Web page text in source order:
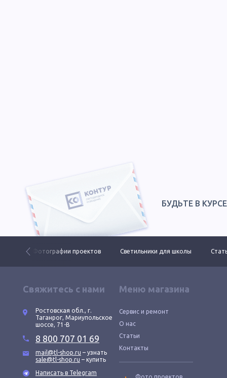
БУДЬТЕ В
Фотографии проектов Светильники для школы
Свяжитесь с нами
Ростовская обл., г.
Таганрог, Мариупольское
шоссе, 71-В
8 800 707 01 69
mail@tl-shop.ru – узнать
sale@tl-shop.ru – купить
Написать в Telegram
Меню магазина
Сервис и ремонт
О нас
Статьи
Контакты